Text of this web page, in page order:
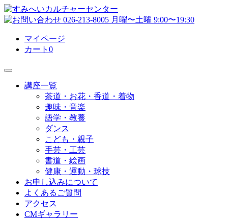
マイページ
カート 0
講座一覧
茶道・お花・香道・着物
趣味・音楽
語学・教養
ダンス
こども・親子
手芸・工芸
書道・絵画
健康・運動・球技
お申し込みについて
よくあるご質問
アクセス
CMギャラリー